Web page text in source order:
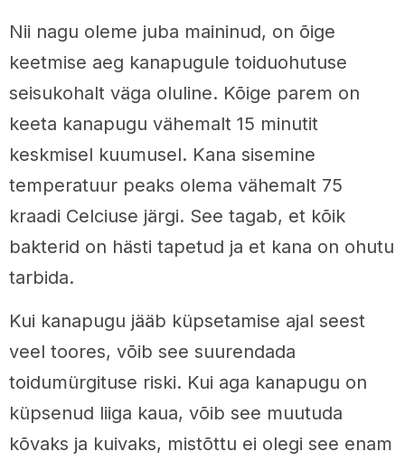
Nii nagu oleme juba maininud, on õige
keetmise aeg kanapugule toiduohutuse
seisukohalt väga oluline. Kõige parem on
keeta kanapugu vähemalt 15 minutit
keskmisel kuumusel. Kana sisemine
temperatuur peaks olema vähemalt 75
kraadi Celciuse järgi. See tagab, et kõik
bakterid on hästi tapetud ja et kana on ohutu
tarbida.
Kui kanapugu jääb küpsetamise ajal seest
veel toores, võib see suurendada
toidumürgituse riski. Kui aga kanapugu on
küpsenud liiga kaua, võib see muutuda
kõvaks ja kuivaks, mistõttu ei olegi see enam